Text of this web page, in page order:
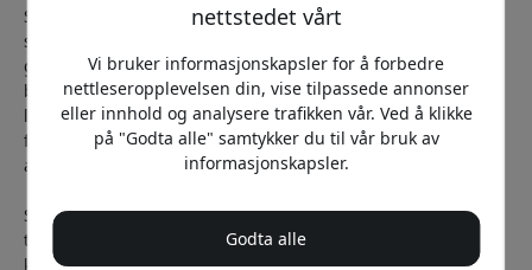
Selv om kapasiteten på 10 000 mAh kan virke beskjeden
sammenlignet med batteristørrelsen på dagens telefoner,
gjør Alogic Lift opp for det med sin kompakte størrelse og
bærbare design. Det innebygde stativet gjør det enkelt å
lade under videosamtaler, og de magnetiske ringene som
følger med, sikrer også kompatibilitet med et bredt spekter
av Android-enheter.
Selv om ladehastigheten kan variere avhengig av
tilkoblingstype, og trådløs Qi-lading tar lengre tid enn
kablet lading, leverer Alogic Lift likevel respektabel ytelse.
nettstedet vårt
Vi bruker informasjonskapsler for å forbedre
nettleseropplevelsen din, vise tilpassede annonser
eller innhold og analysere trafikken vår. Ved å klikke
på "Godta alle" samtykker du til vår bruk av
informasjonskapsler.
Godta alle